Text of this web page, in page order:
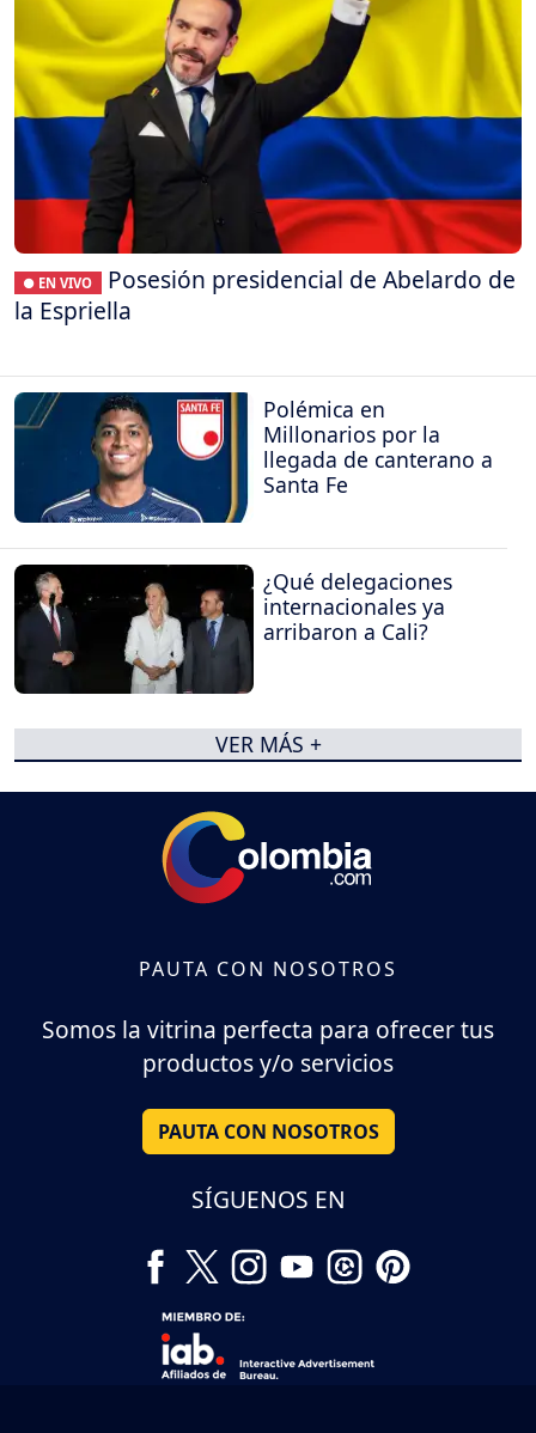
● EN VIVO
Posesión presidencial de Abelardo de
la Espriella
Polémica en
Millonarios por la
llegada de canterano a
Santa Fe
¿Qué delegaciones
internacionales ya
arribaron a Cali?
VER MÁS +
PAUTA CON NOSOTROS
Somos la vitrina perfecta para ofrecer tus
productos y/o servicios
PAUTA CON NOSOTROS
SÍGUENOS EN